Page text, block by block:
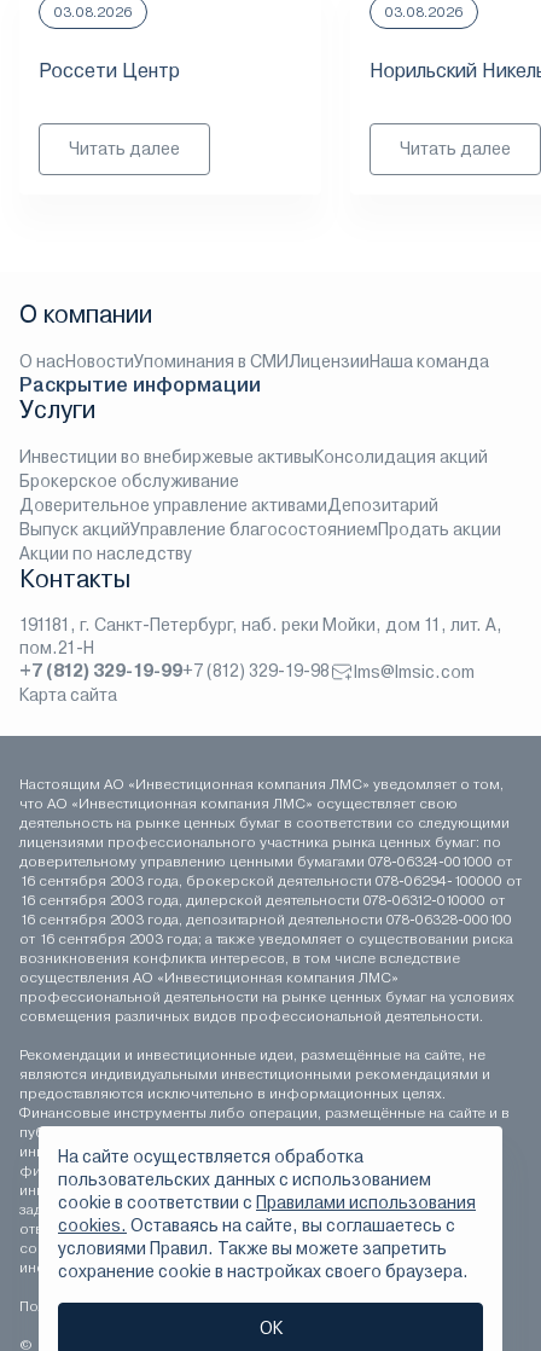
03.08.2026
Россети Центр
Читать далее
03.08.2026
Норильский
Читать далее
О компании
О насНовостиУпоминания в СМИЛицензииНаша команда
Раскрытие информации
Услуги
Инвестиции во внебиржевые активыКонсолидация акций
Брокерское обслуживание
Доверительное управление активамиДепозитарий
Выпуск акцийУправление благосостояниемПродать акции
Акции по наследству
Контакты
191181, г. Санкт-Петербург, наб. реки Мойки, дом 11, лит. А,
пом.21-Н
+7 (812) 329-19-99+7 (812) 329-19-98
lms@lmsic.com
Карта сайта
Настоящим АО «Инвестиционная компания ЛМС» уведомляет о том,
что АО «Инвестиционная компания ЛМС» осуществляет свою
деятельность на рынке ценных бумаг в соответствии со следующими
лицензиями профессионального участника рынка ценных бумаг: по
доверительному управлению ценными бумагами 078-06324-001000 от
16 сентября 2003 года, брокерской деятельности 078-06294-100000 от
16 сентября 2003 года, дилерской деятельности 078-06312-010000 от
16 сентября 2003 года, депозитарной деятельности 078-06328-000100
от 16 сентября 2003 года; а также уведомляет о существовании риска
возникновения конфликта интересов, в том числе вследствие
осуществления АО «Инвестиционная компания ЛМС»
профессиональной деятельности на рынке ценных бумаг на условиях
совмещения различных видов профессиональной деятельности.
Рекомендации и инвестиционные идеи, размещённые на сайте, не
являются индивидуальными инвестиционными рекомендациями и
предоставляются исключительно в информационных целях.
Финансовые инструменты либо операции, размещённые на сайте и в
публикуемых материалах, могут не соответствовать вашему
инвестиционному профилю. Определение соответствия
финансового инструмента либо операции инвестиционным целям,
инвестиционному горизонту и толерантности к риску является
задачей инвестора. АО «Инвестиционная компания ЛМС» не несёт
ответственности за возможные убытки инвестора в случае
совершения операций, либо инвестирования в финансовые
инструменты, упомянутые на сайте и в публикуемых материалах.
Положение о персональных данных
© 1994-2026 АО «Инвестиционная компания ЛМС» Все права
На сайте осуществляется обработка
пользовательских данных с использованием
сookie в соответствии с Правилами использования
cookies. Оставаясь на сайте, вы соглашаетесь с
условиями Правил. Также вы можете запретить
сохранение сookie в настройках своего браузера.
ОК